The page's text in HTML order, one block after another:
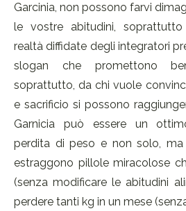
Garcinia, non possono farvi
le vostre abitudini,
realtà diffidate degli integratori
slogan che promettono
soprattutto, da chi vuole
e sacrificio si possono
Garnicia può essere un
perdita di peso e non solo,
estraggono pillole miracolose
(senza modificare le abitudini
perdere tanti kg in un mese